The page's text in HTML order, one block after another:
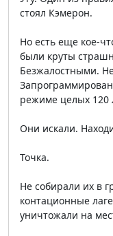
стоял Кэмерон.
Но есть еще кое-
были круты
Безжалостными.
режиме целых 120
Они искали.
Точка.
Не собирали их в
контационные
уничтожали на